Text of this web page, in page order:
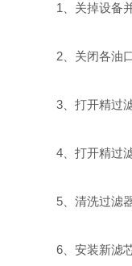
1、关掉设备
2、关闭各油口
3、打开精过滤
4、打开精过滤
5、清洗过滤器
6、安装新滤芯